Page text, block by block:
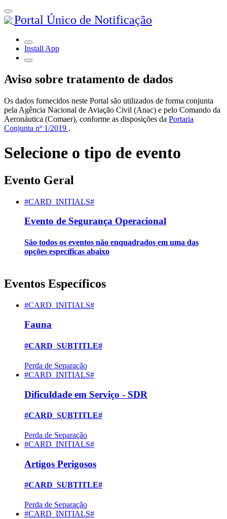
Portal Único de Notificação
Install App
Aviso sobre tratamento de dados
Os dados fornecidos neste Portal são utilizados de forma conjunta
pela Agência Nacional de Aviação Civil (Anac) e pelo Comando da
Aeronáutica (Comaer), conforme as disposições da Portaria
Conjunta nº 1/2019 .
Selecione o tipo de evento
Evento Geral
#CARD_INITIALS#
Evento de Segurança Operacional
São todos os eventos não enquadrados em uma das
opções específicas abaixo
Eventos Específicos
#CARD_INITIALS#
Fauna
#CARD_SUBTITLE#
Perda de Separação
#CARD_INITIALS#
Dificuldade em Serviço - SDR
#CARD_SUBTITLE#
Perda de Separação
#CARD_INITIALS#
Artigos Perigosos
#CARD_SUBTITLE#
Perda de Separação
#CARD_INITIALS#